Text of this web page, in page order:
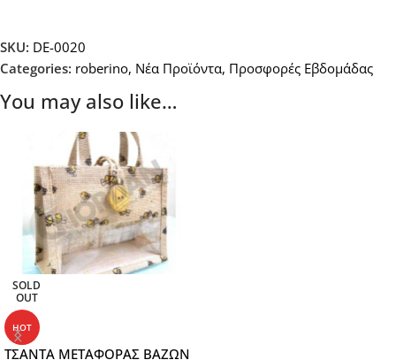
SKU: DE-0020
Categories: roberino, Νέα Προϊόντα, Προσφορές Εβδομάδας
You may also like…
SOLD
OUT
HOT
ΤΣΑΝΤΑ ΜΕΤΑΦΟΡΑΣ ΒΑΖΩΝ